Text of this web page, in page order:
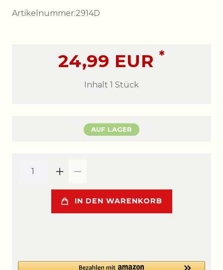
Artikelnummer:2914D
24,99 EUR *
Inhalt 1 Stück
AUF LAGER
IN DEN WARENKORB